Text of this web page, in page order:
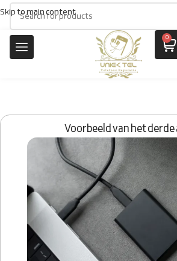
Skip to main content
0
Voorbeeld van het